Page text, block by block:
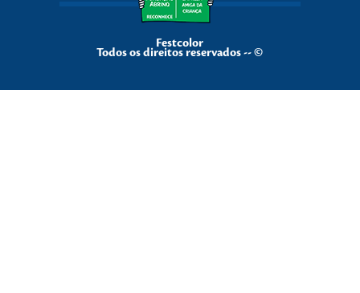
Festcolor
Todos os direitos reservados -- ©